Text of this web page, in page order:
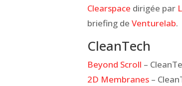
Clearspace dirigée par
briefing de Venturelab.
CleanTech
Beyond Scroll –
2D Membranes –